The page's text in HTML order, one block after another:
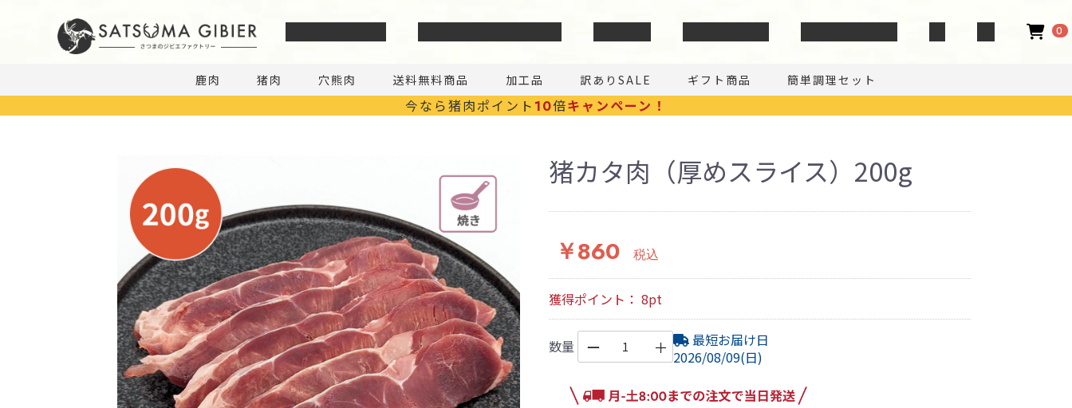
0
鹿肉 猪肉 穴熊肉 送料無料商品 加工品 訳ありSALE ギフト商品 簡単調理セット
今なら猪肉ポイント 10倍キャンペーン！
猪カタ肉（厚めスライス）200g
￥860 税込
獲得ポイント： 8pt
数量 ー ＋
最短お届け日
2026/08/09(日)